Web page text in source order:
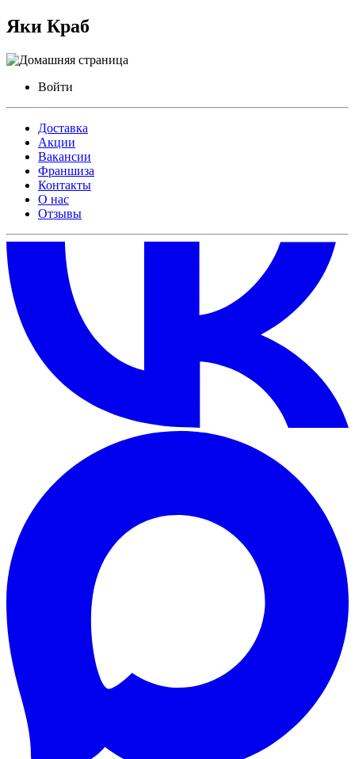
Яки Краб
Войти
Доставка
Акции
Вакансии
Франшиза
Контакты
О нас
Отзывы